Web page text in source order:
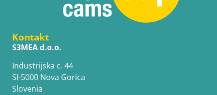
Kontakt
S3MEA d.o.o.
Industrijska c. 44
SI-5000 Nova Gorica
Slovenia